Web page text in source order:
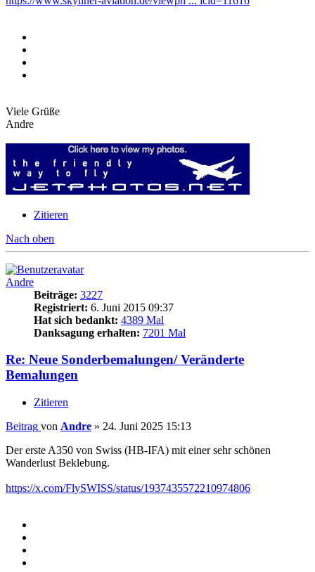
Viele Grüße
Andre
Zitieren
Nach oben
Andre
Beiträge: 3227
Registriert: 6. Juni 2015 09:37
Hat sich bedankt: 4389 Mal
Danksagung erhalten: 7201 Mal
Re: Neue Sonderbemalungen/ Veränderte
Bemalungen
Zitieren
Beitrag von Andre » 24. Juni 2025 15:13
Der erste A350 von Swiss (HB-IFA) mit einer sehr schönen
Wanderlust Beklebung.
https://x.com/FlySWISS/status/1937435572210974806